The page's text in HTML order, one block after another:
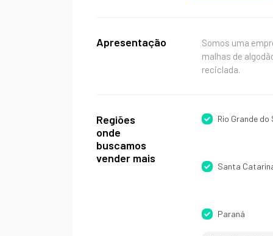
Apresentação
Somos uma
malhas de
reciclada.
Regiões
onde
buscamos
vender mais
Rio Grande do
Santa
Paraná